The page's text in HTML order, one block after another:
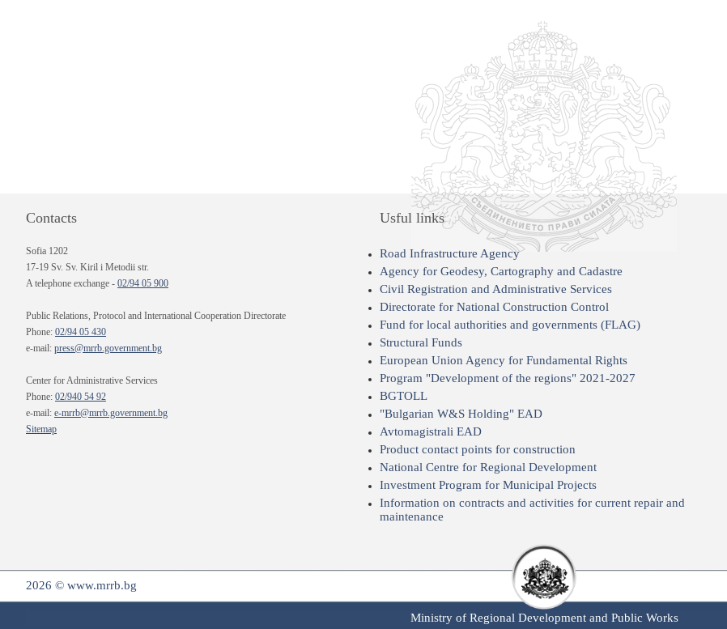
Contacts
Sofia 1202
17-19 Sv. Sv. Kiril i Metodii str.
A telephone exchange - 02/94 05 900
Public Relations, Protocol and International Cooperation Directorate
Phone: 02/94 05 430
e-mail: press@mrrb.government.bg
Center for Administrative Services
Phone: 02/940 54 92
e-mail: e-mrrb@mrrb.government.bg
Sitemap
Usful links
Road Infrastructure Agency
Agency for Geodesy, Cartography and Cadastre
Civil Registration and Administrative Services
Directorate for National Construction Control
Fund for local authorities and governments (FLAG)
Structural Funds
European Union Agency for Fundamental Rights
Program "Development of the regions" 2021-2027
BGTOLL
"Bulgarian W&S Holding" EAD
Avtomagistrali EAD
Product contact points for construction
National Centre for Regional Development
Investment Program for Municipal Projects
Information on contracts and activities for current repair and
maintenance
2026 © www.mrrb.bg
Ministry of Regional Development and Public Works